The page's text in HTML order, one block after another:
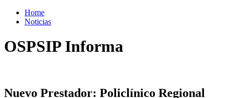
Home
Noticias
OSPSIP Informa
Nuevo Prestador: Policlínico Regional